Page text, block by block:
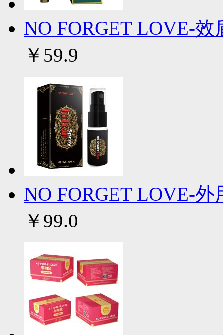
NO FORGET LOVE-
￥59.9
NO FORGET LOVE-
￥99.0